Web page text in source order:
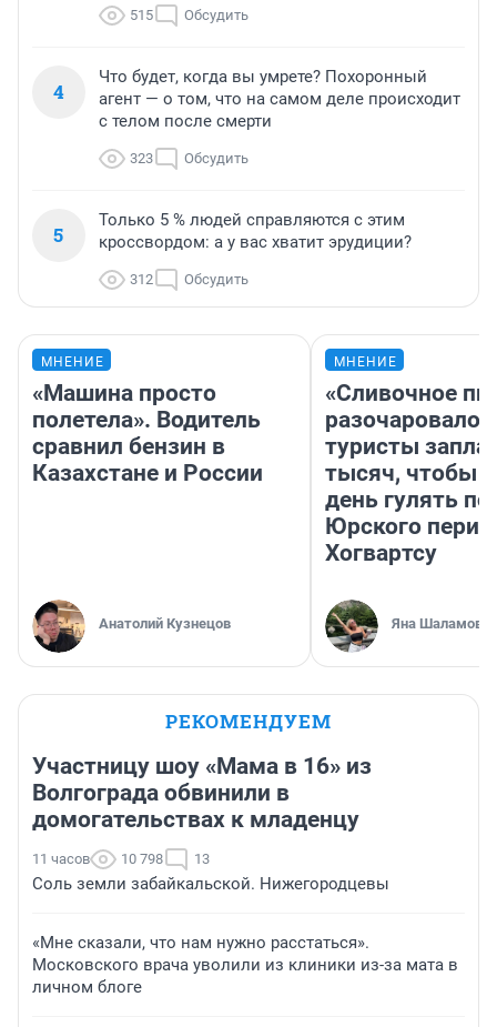
515 Обсудить
4
Что будет, когда вы умрете? Похоронный
агент — о том, что на самом деле происходит
с телом после смерти
323 Обсудить
5
Только 5 % людей справляются с этим
кроссвордом: а у вас хватит эрудиции?
312 Обсудить
МНЕНИЕ
«Машина просто
полетела». Водитель
сравнил бензин в
Казахстане и России
Анатолий Кузнецов
МНЕНИЕ
«Сливочное
разочаровало»:
туристы
тысяч, чтобы
день гулять по
Юрского
Хогвартсу
Яна Шаламова
РЕКОМЕНДУЕМ
Участницу шоу «Мама в 16» из
Волгограда обвинили в
домогательствах к младенцу
11 часов 10 798 13
Соль земли забайкальской. Нижегородцевы
«Мне сказали, что нам нужно расстаться».
Московского врача уволили из клиники из-за мата в
личном блоге